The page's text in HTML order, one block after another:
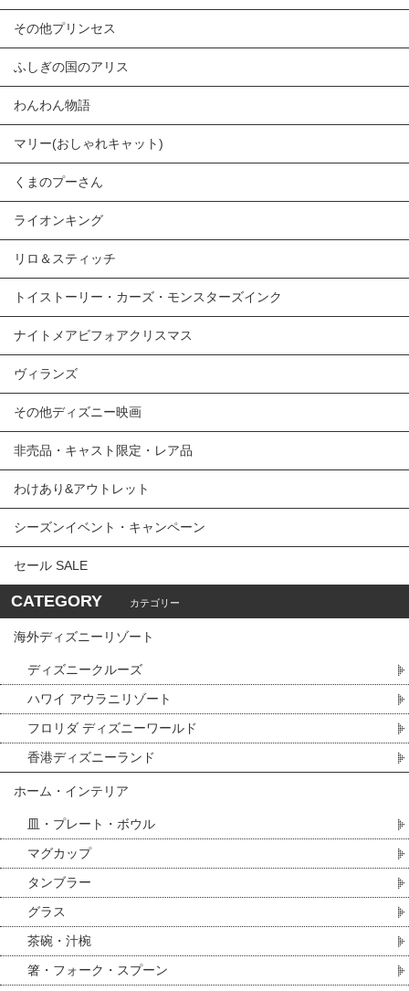
その他プリンセス
ふしぎの国のアリス
わんわん物語
マリー(おしゃれキャット)
くまのプーさん
ライオンキング
リロ＆スティッチ
トイストーリー・カーズ・モンスターズインク
ナイトメアビフォアクリスマス
ヴィランズ
その他ディズニー映画
非売品・キャスト限定・レア品
わけあり&アウトレット
シーズンイベント・キャンペーン
セール SALE
CATEGORY カテゴリー
海外ディズニーリゾート
ディズニークルーズ
ハワイ アウラニリゾート
フロリダ ディズニーワールド
香港ディズニーランド
ホーム・インテリア
皿・プレート・ボウル
マグカップ
タンブラー
グラス
茶碗・汁椀
箸・フォーク・スプーン